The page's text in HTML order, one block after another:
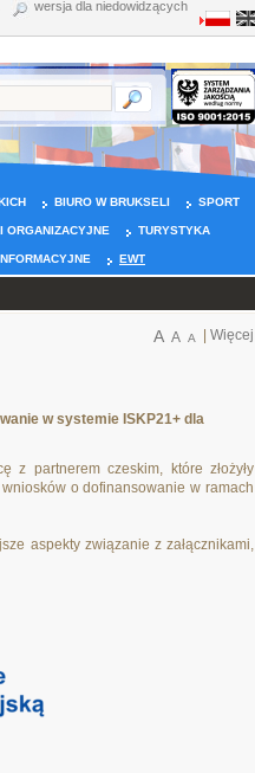
wersja dla niedowidzących
BIURO W BRUKSELI SPORT
ORGANIZACYJNE TURYSTYKA
EWT
Więcej
A A A
w systemie ISKP21+ dla
z partnerem czeskim, które złożyły
o dofinansowanie w ramach
aspekty związanie z załącznikami,